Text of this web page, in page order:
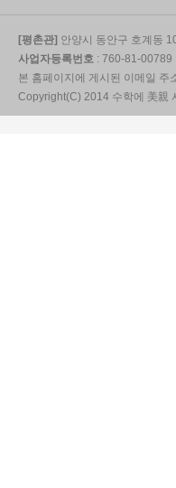
[평촌관] 안양시 동안구 호계동
사업자등록번호 : 760-81-
본 홈페이지에 게시된 이메일 주
Copyright(C) 2014 수학에 美親